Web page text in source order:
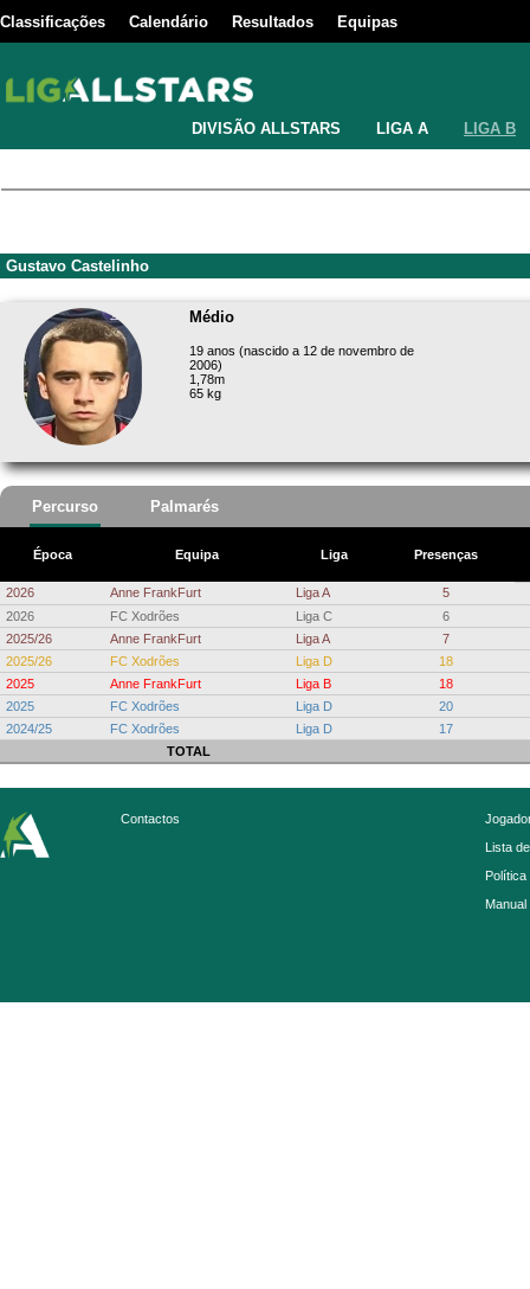
Classificações Calendário Resultados Equipas
DIVISÃO ALLSTARS LIGA A LIGA B
Gustavo Castelinho
Médio
19 anos (nascido a 12 de novembro de
2006)
1,78m
65 kg
Percurso Palmarés
Época Equipa Liga Presenças
2026 Anne FrankFurt Liga A
5
2026
FC Xodrões Liga C
6
2025/26
Anne FrankFurt Liga A
7
2025/26
FC Xodrões Liga D
18
2025
Anne FrankFurt Liga B
18
2025
FC Xodrões Liga D
20
2024/25
FC Xodrões Liga D
17
TOTAL
Contactos
Lista